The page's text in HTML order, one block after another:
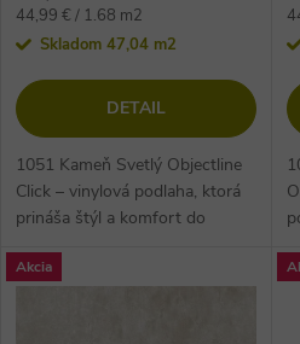
o
d
u
k
t
o
d
u
k
t
Jednotková
cena:
44,99 € / 1.68 m2
Skladom 47,04 m2
DETAIL
1051 Kameň Svetlý Objectline
Click – vinylová podlaha, ktorá
prináša štýl a komfort do
Moderný dekor svetlého
Akcia